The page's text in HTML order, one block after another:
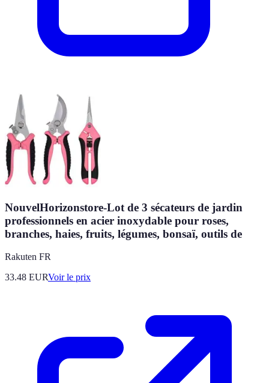
NouvelHorizonstore-Lot de 3 sécateurs de jardin
professionnels en acier inoxydable pour roses,
branches, haies, fruits, légumes, bonsaï, outils de
Rakuten FR
33.48 EURVoir le prix